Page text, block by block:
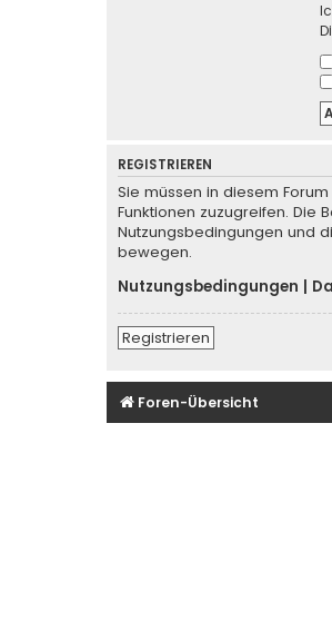
REGISTRIEREN
Sie müssen in diesem
Funktionen zuzugreifen. Die
Nutzungsbedingungen und
bewegen.
Nutzungsbedingungen
Registrieren
Foren-Übersicht